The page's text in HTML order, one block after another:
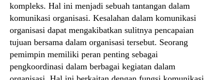
kompleks. Hal ini menjadi sebuah tantangan dalam
komunikasi organisasi. Kesalahan dalam komunikasi
organisasi dapat mengakibatkan sulitnya pencapaian
tujuan bersama dalam organisasi tersebut. Seorang
pemimpin memiliki peran penting sebagai
pengkoordinasi dalam berbagai kegiatan dalam